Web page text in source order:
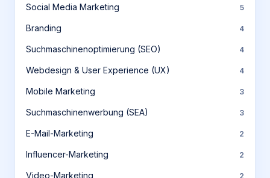
Social Media Marketing 5
Branding 4
Suchmaschinenoptimierung (SEO) 4
Webdesign & User Experience (UX) 4
Mobile Marketing 3
Suchmaschinenwerbung (SEA) 3
E-Mail-Marketing 2
Influencer-Marketing 2
Video-Marketing 2